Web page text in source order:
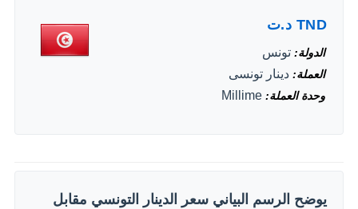
TND د.ت
الدولة تونس
العملة دينار تونسى
وحدة العملة Millime
يوضح الرسم البياني سعر الدينار التونسي مقابل